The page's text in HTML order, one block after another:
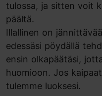
tulossa, ja sitten voit
päältä.
Illallinen on
edessäsi pöydällä
ensin olkapäätäsi,
huomioon. Jos
tulemme luoksesi.